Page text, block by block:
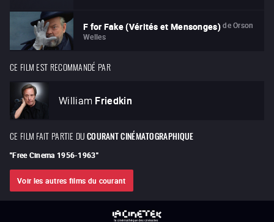
F for Fake (Vérités et Mensonges) de Orson
Welles
CE FILM EST RECOMMANDÉ PAR
William Friedkin
CE FILM FAIT PARTIE DUCOURANT CINÉMATOGRAPHIQUE
"Free Cinema 1956-1963"
Voir les autres films du courant